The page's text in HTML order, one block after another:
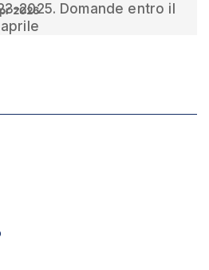
2025. Domande entro il
2026